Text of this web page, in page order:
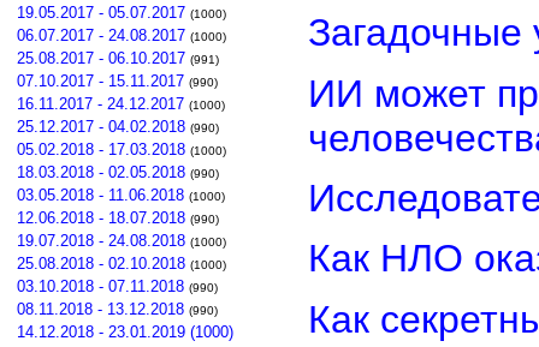
19.05.2017 - 05.07.2017 (1000)
06.07.2017 - 24.08.2017 (1000)
25.08.2017 - 06.10.2017 (991)
07.10.2017 - 15.11.2017 (990)
16.11.2017 - 24.12.2017 (1000)
25.12.2017 - 04.02.2018 (990)
05.02.2018 - 17.03.2018 (1000)
18.03.2018 - 02.05.2018 (990)
03.05.2018 - 11.06.2018 (1000)
12.06.2018 - 18.07.2018 (990)
19.07.2018 - 24.08.2018 (1000)
25.08.2018 - 02.10.2018 (1000)
03.10.2018 - 07.11.2018 (990)
08.11.2018 - 13.12.2018 (990)
14.12.2018 - 23.01.2019 (1000)
Загадочные
ИИ может
Как НЛО
Как